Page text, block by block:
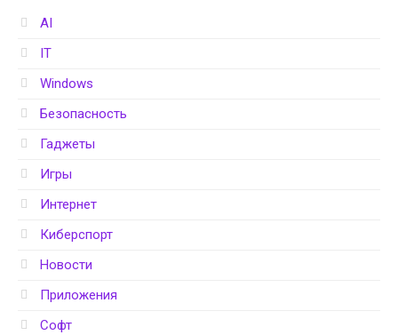
AI
IT
Windows
Безопасность
Гаджеты
Игры
Интернет
Киберспорт
Новости
Приложения
Софт